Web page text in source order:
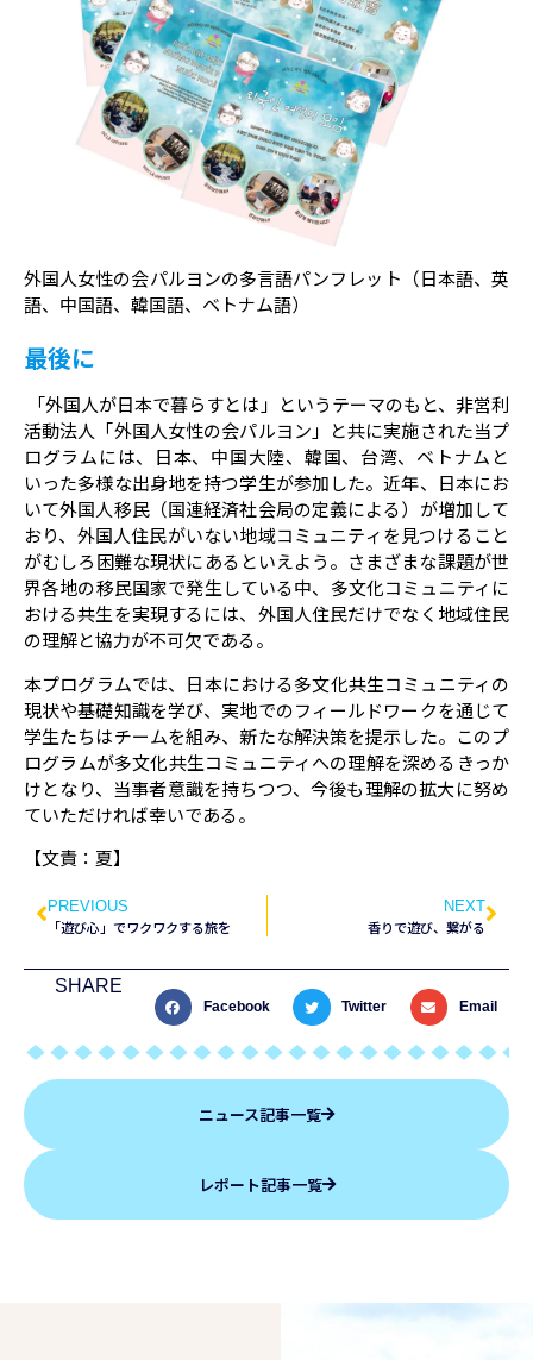
外国人女性の会パルヨンの多言語パンフレット（日本語、英
語、中国語、韓国語、ベトナム語）
最後に
「外国人が日本で暮らすとは」というテーマのもと、非営利
活動法人「外国人女性の会パルヨン」と共に実施された当プ
ログラムには、日本、中国大陸、韓国、台湾、ベトナムと
いった多様な出身地を持つ学生が参加した。近年、日本にお
いて外国人移民（国連経済社会局の定義による）が増加して
おり、外国人住民がいない地域コミュニティを見つけること
がむしろ困難な現状にあるといえよう。さまざまな課題が世
界各地の移民国家で発生している中、多文化コミュニティに
おける共生を実現するには、外国人住民だけでなく地域住民
の理解と協力が不可欠である。
本プログラムでは、日本における多文化共生コミュニティの
現状や基礎知識を学び、実地でのフィールドワークを通じて
学生たちはチームを組み、新たな解決策を提示した。このプ
ログラムが多文化共生コミュニティへの理解を深めるきっか
けとなり、当事者意識を持ちつつ、今後も理解の拡大に努め
ていただければ幸いである。
【文責：夏】
PREVIOUS
「遊び心」でワクワクする旅を
NEXT
香りで遊び、繋がる
SHARE
Facebook Twitter Email
ニュース記事一覧
レポート記事一覧